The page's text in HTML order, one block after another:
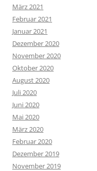
März 2021
Februar 2021
Januar 2021
Dezember 2020
November 2020
Oktober 2020
August 2020
Juli 2020
Juni 2020
Mai 2020
März 2020
Februar 2020
Dezember 2019
November 2019